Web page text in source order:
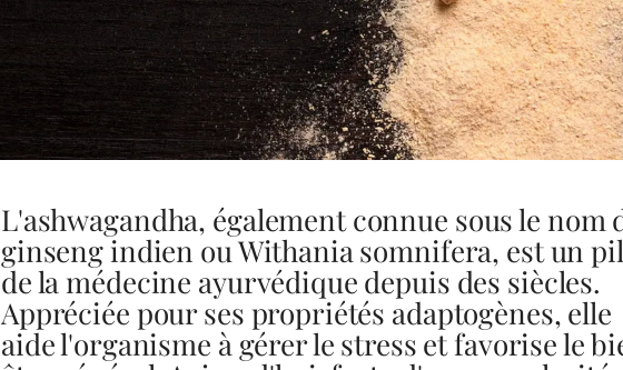
L'ashwagandha, également connue sous le nom
ginseng indien ou Withania somnifera, est un
de la médecine ayurvédique depuis des siècles.
Appréciée pour ses propriétés adaptogènes, elle
aide l'organisme à gérer le stress et favorise le